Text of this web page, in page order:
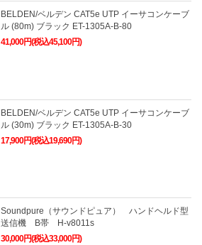
BELDEN/ベルデン CAT5e UTP イーサコンケーブ
ル (80m) ブラック ET-1305A-B-80
41,000円(税込45,100円)
BELDEN/ベルデン CAT5e UTP イーサコンケーブ
ル (30m) ブラック ET-1305A-B-30
17,900円(税込19,690円)
Soundpure（サウンドピュア） ハンドヘルド型
送信機 B帯 H-v8011s
30,000円(税込33,000円)